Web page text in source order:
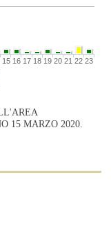
15 16 17 18 19 20 21 22 23
15 MARZO 2020.